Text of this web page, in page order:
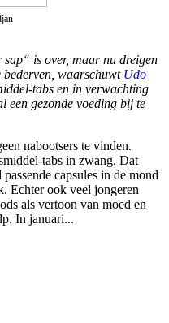
is over, maar nu dreigen
bederven, waarschuwt Udo
tabs en in verwachting
een gezonde voeding bij te
nabootsers te vinden.
tabs in zwang. Dat
capsules in de mond
Echter ook veel jongeren
als vertoon van moed en
In januari...